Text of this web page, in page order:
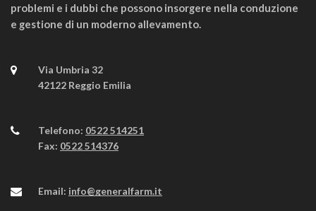
problemi e i dubbi che possono insorgere nella conduzione
e gestione di un moderno allevamento.
Via Umbria 32
42122 Reggio Emilia
Telefono: 0522 514251
Fax: 0522 514376
Email: info@generalfarm.it